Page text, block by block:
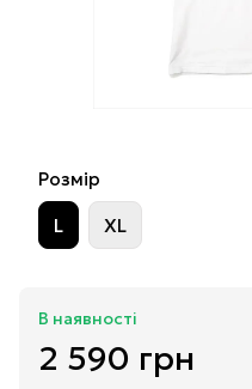
Розмір
L XL
В наявності
2 590 грн